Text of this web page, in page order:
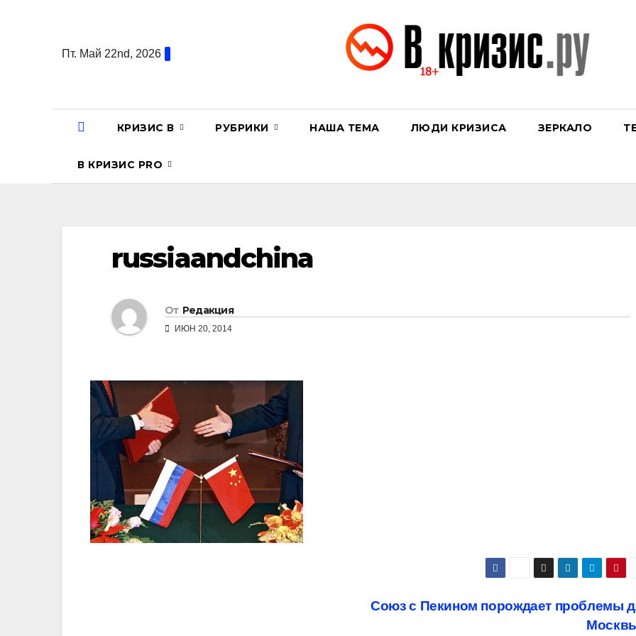
содержаниюПт. Май 22nd, 2026
КРИЗИС В РУБРИКИ НАША ТЕМА ЛЮДИ КРИЗИСА ЗЕРКАЛО
В КРИЗИС PRO
russiaandchina
От Редакция
ИЮН 20, 2014
Союз с Пекином порождает проблемы